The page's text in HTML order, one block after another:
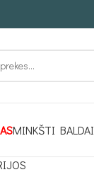
MINKŠTI BALDAI